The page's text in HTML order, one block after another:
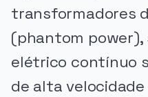
transformadores
(phantom power),
elétrico contínuo
de alta